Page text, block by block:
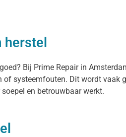
Bij Prime Repair in
systeemfouten. Dit wordt
en betrouwbaar werkt.